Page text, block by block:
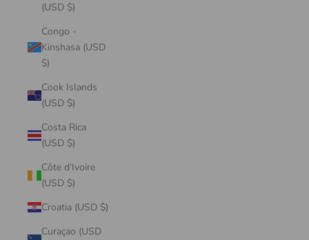
(USD $)
Congo -
Kinshasa (USD
$)
Cook Islands
(USD $)
Costa Rica
(USD $)
Côte d’Ivoire
(USD $)
Croatia (USD $)
Curaçao (USD